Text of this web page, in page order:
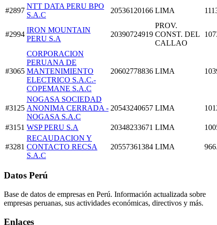
#2897
NTT DATA PERU BPO
S.A.C
20536120166 LIMA
#2994
IRON MOUNTAIN
PERU S.A
20390724919
PROV.
CONST. DEL
CALLAO
#3065
CORPORACION
PERUANA DE
MANTENIMIENTO
ELECTRICO S.A.C.-
COPEMANE S.A.C
20602778836 LIMA
#3125
NOGASA SOCIEDAD
ANONIMA CERRADA -
NOGASA S.A.C
20543240657 LIMA
#3151 WSP PERU S.A 20348233671 LIMA
#3281
RECAUDACION Y
CONTACTO RECSA
S.A.C
20557361384 LIMA
Datos Perú
Base de datos de empresas en Perú. Información actualizada sobre
empresas peruanas, sus actividades económicas, directivos y más.
Enlaces